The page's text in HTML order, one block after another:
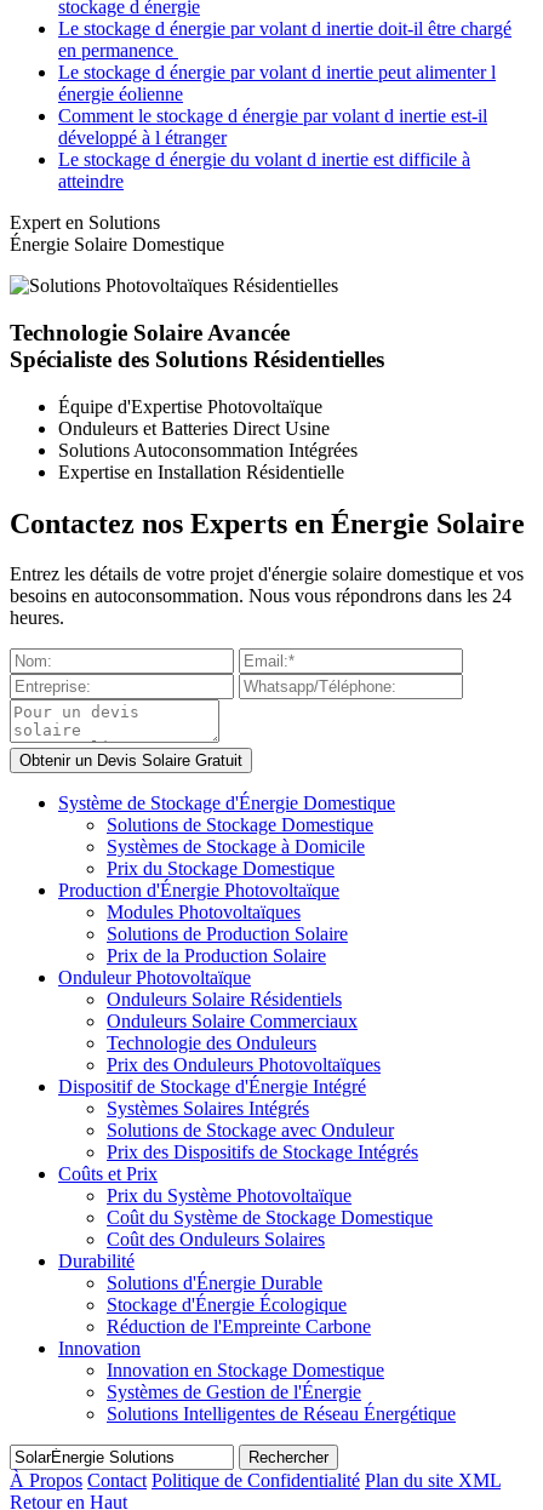
stockage d énergie
Le stockage d énergie par volant d inertie doit-il être chargé
en permanence
Le stockage d énergie par volant d inertie peut alimenter l
énergie éolienne
Comment le stockage d énergie par volant d inertie est-il
développé à l étranger
Le stockage d énergie du volant d inertie est difficile à
atteindre
Expert en Solutions
Énergie Solaire Domestique
Technologie Solaire Avancée
Spécialiste des Solutions Résidentielles
Équipe d'Expertise Photovoltaïque
Onduleurs et Batteries Direct Usine
Solutions Autoconsommation Intégrées
Expertise en Installation Résidentielle
Contactez nos Experts en Énergie Solaire
Entrez les détails de votre projet d'énergie solaire domestique et vos
besoins en autoconsommation. Nous vous répondrons dans les 24
heures.
Système de Stockage d'Énergie Domestique
Solutions de Stockage Domestique
Systèmes de Stockage à Domicile
Prix du Stockage Domestique
Production d'Énergie Photovoltaïque
Modules Photovoltaïques
Solutions de Production Solaire
Prix de la Production Solaire
Onduleur Photovoltaïque
Onduleurs Solaire Résidentiels
Onduleurs Solaire Commerciaux
Technologie des Onduleurs
Prix des Onduleurs Photovoltaïques
Dispositif de Stockage d'Énergie Intégré
Systèmes Solaires Intégrés
Solutions de Stockage avec Onduleur
Prix des Dispositifs de Stockage Intégrés
Coûts et Prix
Prix du Système Photovoltaïque
Coût du Système de Stockage Domestique
Coût des Onduleurs Solaires
Durabilité
Solutions d'Énergie Durable
Stockage d'Énergie Écologique
Réduction de l'Empreinte Carbone
Innovation
Innovation en Stockage Domestique
Systèmes de Gestion de l'Énergie
Solutions Intelligentes de Réseau Énergétique
Rechercher
À Propos Contact Politique de Confidentialité Plan du site XML
Retour en Haut